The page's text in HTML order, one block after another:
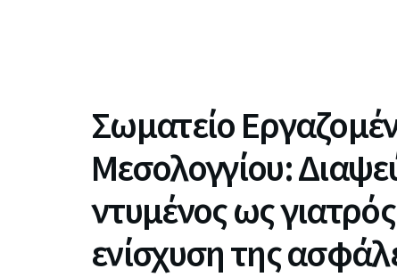
Σωματείο
Μεσολογγίου:
ντυμένος ως
ενίσχυση της